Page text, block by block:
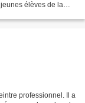
élèves de la
professionnel. Il a